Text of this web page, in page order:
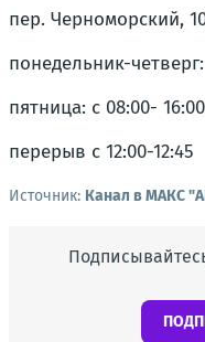
пер. Черноморский,
понедельник-
пятница: с 08:00-
перерыв с 12:00-12:45
Источник: Канал в МАКС